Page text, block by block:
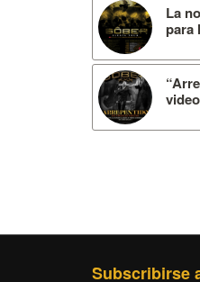
La
para
Subscribirse